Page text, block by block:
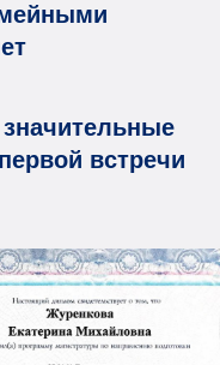
встречи